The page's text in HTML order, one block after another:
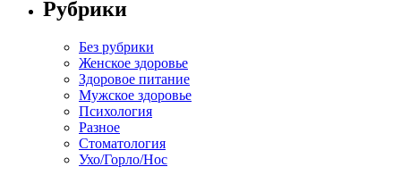
Рубрики
Без рубрики
Женское здоровье
Здоровое питание
Мужское здоровье
Психология
Разное
Стоматология
Ухо/Горло/Нос